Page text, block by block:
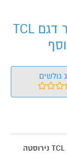
מקרר מקפיא עליון 480 ליטר דגם TCL
גולשים